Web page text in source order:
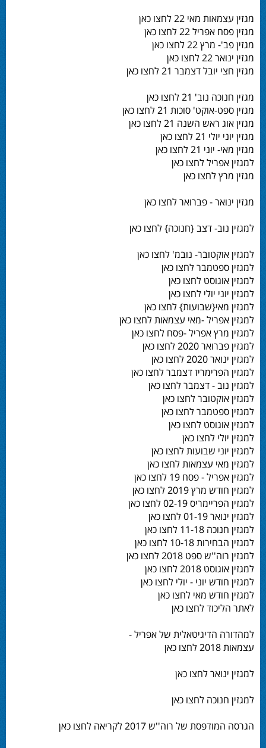
מגזין עצמאות מאי 22 לחצו כאן
מגזין פסח אפריל 22 לחצו כאן
מגזין פב'- מרץ 22 לחצו כאן
מגזין ינואר 22 לחצו כאן
מגזין חצי יובל דצמבר 21 לחצו כאן
מגזין חנוכה נוב' 21 לחצו כאן
מגזין ספט-אוקט' סוכות 21 לחצו כאן
מגזין אוג ראש השנה 21 לחצו כאן
מגזין יוני יולי 21 לחצו כאן
מגזין מאי- יוני 21 לחצו כאן
למגזין אפריל לחצו כאן
מגזין מרץ לחצו כאן
מגזין ינואר - פברואר לחצו כאן
למגזין נוב- דצב {חנוכה} לחצו כאן
למגזין אוקטובר- נובמ' לחצו כאן
למגזין ספטמבר לחצו כאן
למגזין אוגוסט לחצו כאן
למגזין יוני יולי לחצו כאן
למגזין מאי{שבועות} לחצו כאן
למגזין אפריל -מאי עצמאות לחצו כאן
למגזין מרץ אפריל -פסח לחצו כאן
למגזין פברואר 2020 לחצו כאן
למגזין ינואר 2020 לחצו כאן
למגזין הפרימריז דצמבר לחצו כאן
למגזין נוב - דצמבר לחצו כאן
למגזין אוקטובר לחצו כאן
למגזין ספטמבר לחצו כאן
למגזין אוגוסט לחצו כאן
למגזין יולי לחצו כאן
למגזין יוני שבועות לחצו כאן
למגזין מאי עצמאות לחצו כאן
למגזין אפריל - פסח 19 לחצו כאן
למגזין חודש מרץ 2019 לחצו כאן
למגזין הפריימריס 02-19 לחצו כאן
למגזין ינואר 01-19 לחצו כאן
למגזין חנוכה 11-18 לחצו כאן
למגזין הבחירות 10-18 לחצו כאן
למגזין רוה''ש ספט 2018 לחצו כאן
למגזין אוגוסט 2018 לחצו כאן
למגזין חודש יוני - יולי לחצו כאן
למגזין חודש מאי לחצו כאן
לאתר הליכוד לחצו כאן
למהדורה הדיגיטאלית של אפריל -
עצמאות 2018 לחצו כאן
למגזין ינואר לחצו כאן
למגזין חנוכה לחצו כאן
הגרסה המודפסת של רוה''ש 2017 לקריאה לחצו כאן